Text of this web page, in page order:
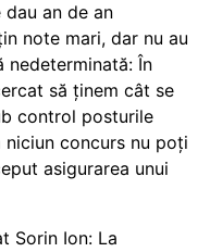
an de an
note mari, dar nu au
nedeterminată: În
să ținem cât se
control posturile
concurs nu poți
asigurarea unui
Sorin Ion: La